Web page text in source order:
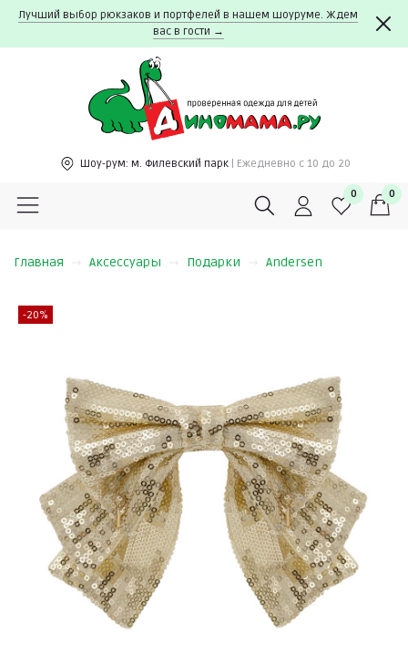
Лучший выбор рюкзаков и портфелей в нашем шоуруме. Ждем
вас в гости →
Шоу-рум: м. Филевский парк | Ежедневно c 10 до 20
0 0
Главная Аксессуары Подарки Andersen
-20%